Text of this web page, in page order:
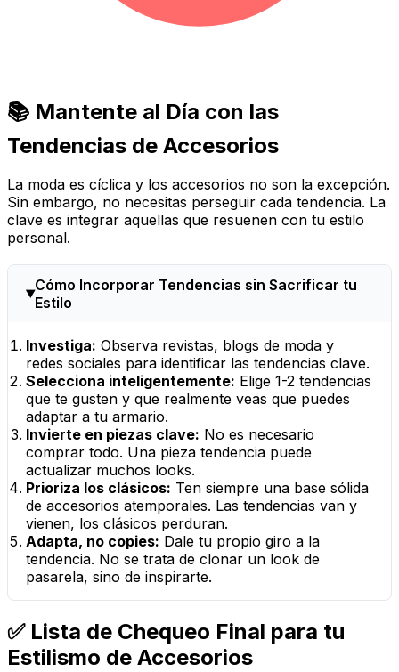
📚 Mantente al Día con las
Tendencias de Accesorios
La moda es cíclica y los accesorios no son la excepción.
Sin embargo, no necesitas perseguir cada tendencia. La
clave es integrar aquellas que resuenen con tu estilo
personal.
Cómo Incorporar Tendencias sin Sacrificar tu
Estilo
Investiga: Observa revistas, blogs de moda y
redes sociales para identificar las tendencias clave.
Selecciona inteligentemente: Elige 1-2 tendencias
que te gusten y que realmente veas que puedes
adaptar a tu armario.
Invierte en piezas clave: No es necesario
comprar todo. Una pieza tendencia puede
actualizar muchos looks.
Prioriza los clásicos: Ten siempre una base sólida
de accesorios atemporales. Las tendencias van y
vienen, los clásicos perduran.
Adapta, no copies: Dale tu propio giro a la
tendencia. No se trata de clonar un look de
pasarela, sino de inspirarte.
✅ Lista de Chequeo Final para tu
Estilismo de Accesorios